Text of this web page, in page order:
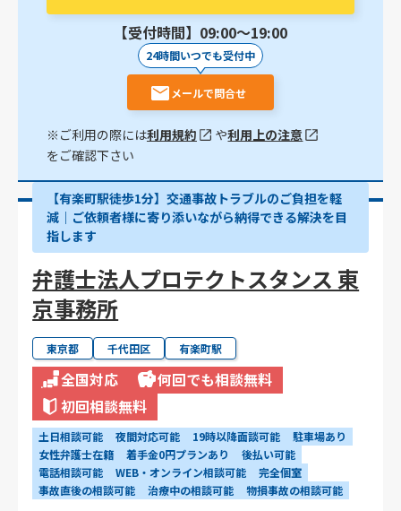
【受付時間】09:00〜19:00
24時間いつでも受付中
メールで問合せ
※ご利用の際には利用規約 や利用上の注意
をご確認下さい
【有楽町駅徒歩1分】交通事故トラブルのご負担を軽
減｜ご依頼者様に寄り添いながら納得できる解決を目
指します
弁護士法人プロテクトスタンス 東
京事務所
東京都 千代田区 有楽町駅
全国対応
何回でも相談無料
初回相談無料
土日相談可能 夜間対応可能 19時以降面談可能
駐車場あり
女性弁護士在籍
着手金0円プランあり
後払い可能
電話相談可能
WEB・オンライン相談可能
完全個室
事故直後の相談可能
治療中の相談可能 物損事故の相談可能